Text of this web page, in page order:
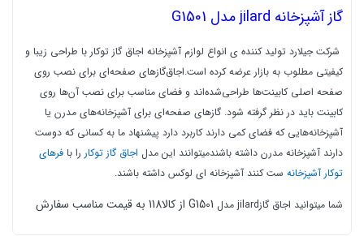
گاز آشپزخانه jilard مدل G1501
شرکت جیلارد تولید کننده ی انواع لوازم آشپزخانه اجاق گاز توکار با طراحی زیبا و
کیفیتی مطلوب به بازار عرضه کرده است.اجاق‌گازهای صفحه‌ای برای نصب روی
صفحه اصلی کابینت‌ها طراحی‌شده‌اند و فضای مناسب برای نصب آن‌ها روی
کابینت باید در نظر گرفته شود. گازهای صفحه‌ای برای آشپزخانه‌های مدرن یا
آشپزخانه‌هایی که فضای کمی دارند کاربرد دارد پیشنهاد ما به کسانی که دوست
دارند آشپزخانه مدرن داشته باشندمیتوانند این مدل اجاق گاز توکار را با فرهای
توکار آشپزخانه ست کنند آشپزخانه ای لوکس داشته باشند.
شما میتوانید اجاق گازjilard مدل
G1501 از کالا118 به قیمت مناسب سفارش